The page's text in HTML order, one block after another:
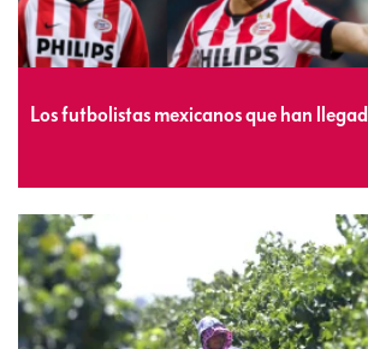
Los futbolistas mexicanos que han